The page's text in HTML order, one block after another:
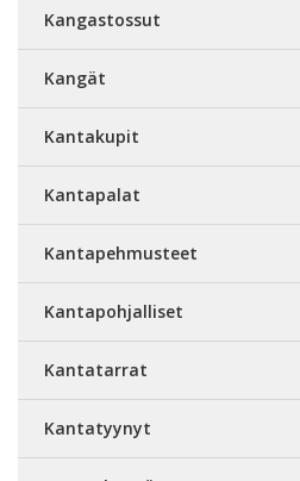
Kangastossut
Kangät
Kantakupit
Kantapalat
Kantapehmusteet
Kantapohjalliset
Kantatarrat
Kantatyynyt